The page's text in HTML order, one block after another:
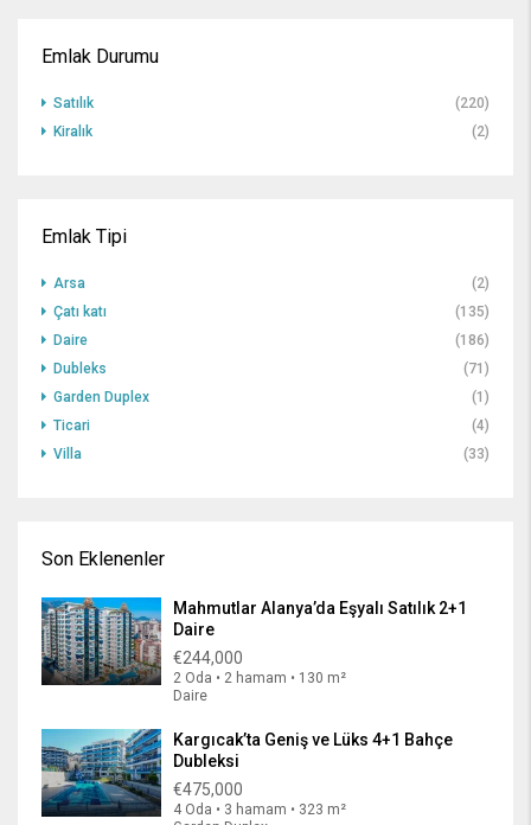
Emlak Durumu
Satılık
(220)
Kiralık
(2)
Emlak Tipi
Arsa
(2)
Çatı katı
(135)
Daire
(186)
Dubleks
(71)
Garden Duplex
(1)
Ticari
(4)
Villa
(33)
Son Eklenenler
Mahmutlar Alanya’da Eşyalı Satılık 2+1
Daire
€244,000
2 Oda • 2 hamam • 130 m²
Daire
Kargıcak’ta Geniş ve Lüks 4+1 Bahçe
Dubleksi
€475,000
4 Oda • 3 hamam • 323 m²